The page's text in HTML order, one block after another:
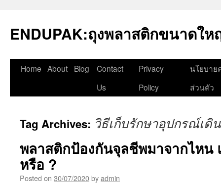
content
ENDUPAK:ถุงพลาสติกขนาดให
Home About Blog
Contact
Us
Privacy
Policy
นโยบาย
ส่วนตัว
Tag Archives: วิธีเก็บรักษาอุปกรณ์เดิ
พลาสติกป้องกันจุลชีพมาจากไหน
หรือ ?
Posted on 30/07/2020byadmin